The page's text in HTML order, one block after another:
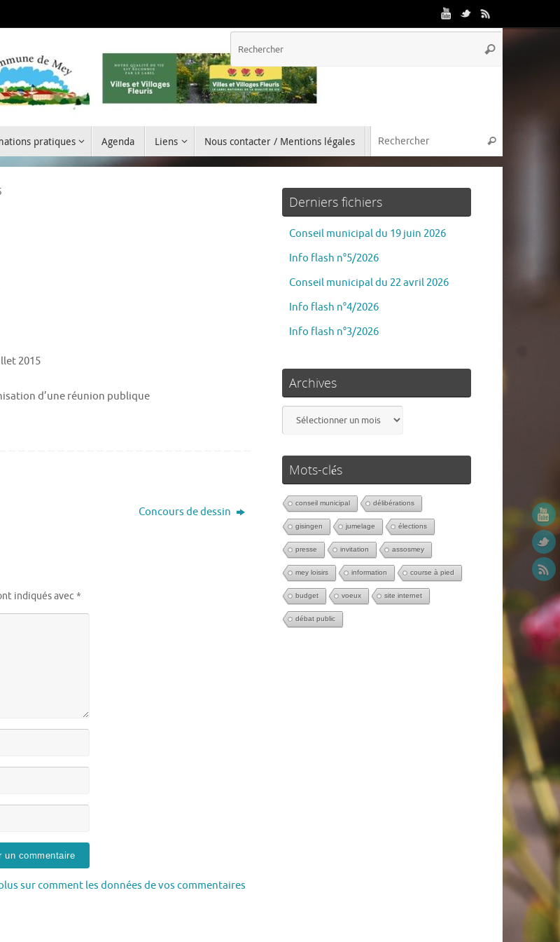
pratiques Agenda Liens Nous contacter / Mentions légales
2015
d’une réunion publique
Concours de dessin
indiqués avec *
sur comment les données de vos commentaires
Derniers fichiers
Conseil municipal du 19 juin 2026
Info flash n°5/2026
Conseil municipal du 22 avril 2026
Info flash n°4/2026
Info flash n°3/2026
Archives
Mots-clés
conseil municipal délibérations
gisingen jumelage élections
presse invitation assosmey
mey loisirs information course à pied
budget voeux site internet
débat public